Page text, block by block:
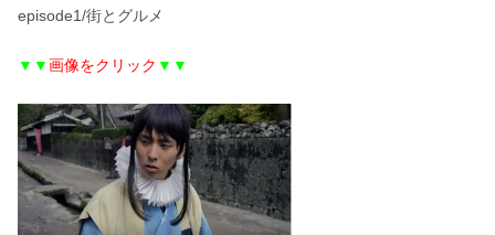
episode1/街とグルメ
▼▼画像をクリック ▼▼